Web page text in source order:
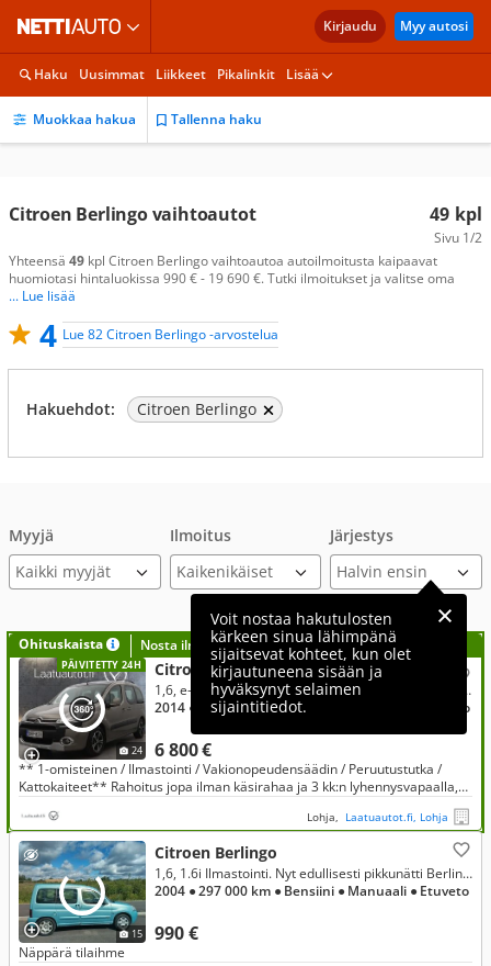
Kirjaudu Myy autosi
Haku Uusimmat Liikkeet Pikalinkit Lisää
Muokkaa hakua Tallenna haku
49 kpl
Sivu 1/2
Citroen Berlingo vaihtoautot
Yhteensä 49 kpl Citroen Berlingo vaihtoautoa autoilmoitusta kaipaavat
huomiotasi hintaluokissa 990 € - 19 690 €. Tutki ilmoitukset ja valitse oma
... Lue lisää
4 Lue 82 Citroen Berlingo -arvostelua
Hakuehdot: Citroen Berlingo
Myyjä
Kaikki myyjät
Ilmoitus Järjestys
Voit nostaa hakutulosten
kärkeen sinua lähimpänä
sijaitsevat kohteet, kun olet
kirjautuneena sisään ja
hyväksynyt selaimen
sijaintitiedot.
Ohituskaista Nosta ilmoituksesi tähän?
PÄIVITETTY 24H
24
Citroen Berlingo
6 800 €
1,6, e-HDi 92 Edition BMP6 Automaatti Stop and Start, **Korko alk. 1,99%**
2014 ● 171 000 km● Diesel ● Etuveto
** 1-omisteinen / Ilmastointi / Vakionopeudensäädin / Peruutustutka /
Kattokaiteet** Rahoitus jopa ilman käsirahaa ja 3 kk:n lyhennysvapaalla,
Lohja, Laatuautot.fi, Lohja
15
Citroen Berlingo
990 €
1,6, 1.6i Ilmastointi. Nyt edullisesti pikkunätti Berlingo.
2004 ● 297 000 km ● Bensiini ● Manuaali ● Etuveto
Näppärä tilaihme